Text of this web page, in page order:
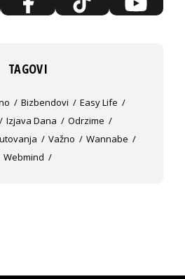
TAGOVI
Bizbendovi
Easy Life
Izjava Dana
Odrzime
Važno
Wannabe
Webmind